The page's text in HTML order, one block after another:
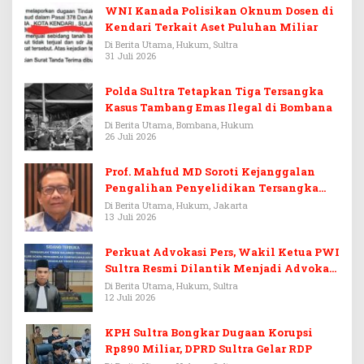
WNI Kanada Polisikan Oknum Dosen di
Kendari Terkait Aset Puluhan Miliar
Di Berita Utama, Hukum, Sultra
31 Juli 2026
Polda Sultra Tetapkan Tiga Tersangka
Kasus Tambang Emas Ilegal di Bombana
Di Berita Utama, Bombana, Hukum
26 Juli 2026
Prof. Mahfud MD Soroti Kejanggalan
Pengalihan Penyelidikan Tersangka
Febrie Adriansyah
Di Berita Utama, Hukum, Jakarta
13 Juli 2026
Perkuat Advokasi Pers, Wakil Ketua PWI
Sultra Resmi Dilantik Menjadi Advokat
PERADI
Di Berita Utama, Hukum, Sultra
12 Juli 2026
KPH Sultra Bongkar Dugaan Korupsi
Rp890 Miliar, DPRD Sultra Gelar RDP